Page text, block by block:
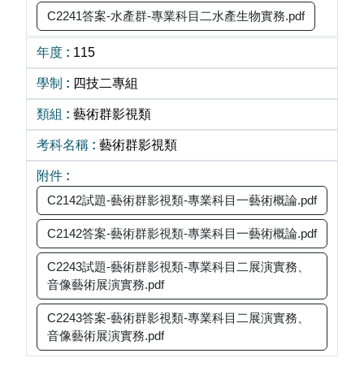
C2241答案-水產群-專業科目二水產生物實務.pdf
115
四技二專組
藝術群影視類
藝術群影視類
C2142試題-藝術群影視類-專業科目一藝術概論.pdf
C2142答案-藝術群影視類-專業科目一藝術概論.pdf
C2243試題-藝術群影視類-專業科目二展演實務、
音像藝術展演實務.pdf
C2243答案-藝術群影視類-專業科目二展演實務、
音像藝術展演實務.pdf